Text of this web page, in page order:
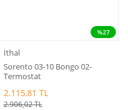
%27
İthal
Sorento 03-10 Bongo 02-
Termostat
2.115,81 TL
2.906,02 TL